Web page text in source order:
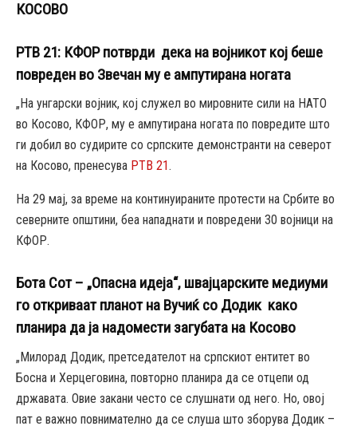
КОСОВО
РТВ 21: КФОР потврди дека на војникот кој беше
повреден во Звечан му е ампутирана ногата
„На унгарски војник, кој служел во мировните сили на НАТО
во Косово, КФОР, му е ампутирана ногата по повредите што
ги добил во судирите со српските демонстранти на северот
на Косово, пренесува РТВ 21.
На 29 мај, за време на континуираните протести на Србите во
северните општини, беа нападнати и повредени 30 војници на
КФОР.
Бота Сот – „Опасна идеја“, швајцарските медиуми
го откриваат планот на Вучиќ со Додик како
планира да ја надомести загубата на Косово
„Милорад Додик, претседателот на српскиот ентитет во
Босна и Херцеговина, повторно планира да се отцепи од
државата. Овие закани често се слушнати од него. Но, овој
пат е важно повнимателно да се слуша што зборува Додик –